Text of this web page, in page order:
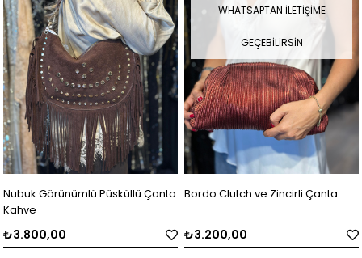
Nubuk Görünümlü Püsküllü Çanta
Kahve
₺3.800,00
WHATSAPTAN İLETIŞIME
GEÇEBILIRSIN
Bordo Clutch ve Zincirli Çanta
₺3.200,00